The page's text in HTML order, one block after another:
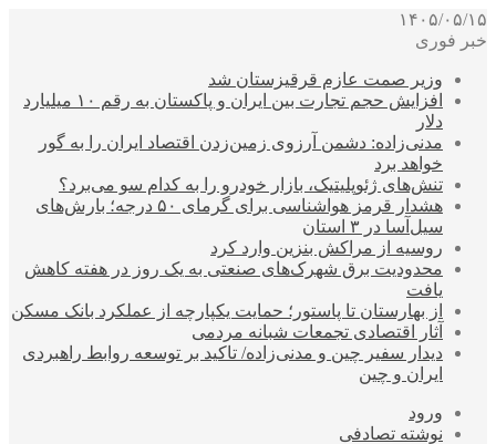
۱۴۰۵/۰۵/۱۵
خبر فوری
وزیر صمت عازم قرقیزستان شد
افزایش حجم تجارت بین ایران و پاکستان به رقم ۱۰ میلیارد
دلار
مدنی‌زاده: دشمن آرزوی زمین‌زدن اقتصاد ایران را به گور
خواهد برد
تنش‌های ژئوپلیتیک، بازار خودرو را به کدام سو می‌برد؟
هشدار قرمز هواشناسی برای گرمای ۵۰ درجه؛ بارش‌های
سیل‌آسا در ۳ استان
روسیه از مراکش بنزین وارد کرد
محدودیت برق شهرک‌های صنعتی به یک روز در هفته کاهش
یافت
از بهارستان تا پاستور؛ حمایت یکپارچه از عملکرد بانک مسکن
آثار اقتصادی تجمعات شبانه مردمی
دیدار سفیر چین و مدنی‌زاده/ تاکید بر توسعه روابط راهبردی
ایران و چین
ورود
نوشته تصادفی